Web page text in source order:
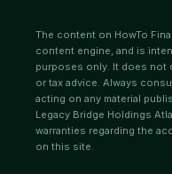
The content on HowTo
content engine, and is
purposes only. It does not
or tax advice. Always
acting on any material
Legacy Bridge Holdings
warranties regarding the
on this site.